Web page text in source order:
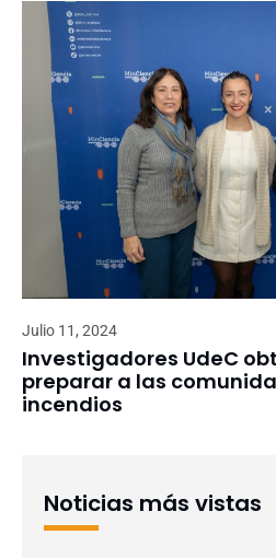
Julio 11, 2024
Investigadores UdeC
preparar a las
incendios
Noticias más vistas